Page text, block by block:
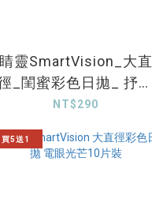
睛靈SmartVision_大直
_閨蜜彩色日拋_ 抒情
日光_10片裝
NT$290
買5送1